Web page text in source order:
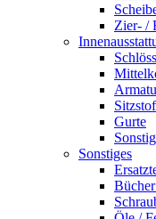
Zier- /
Gurte
Sonstiges